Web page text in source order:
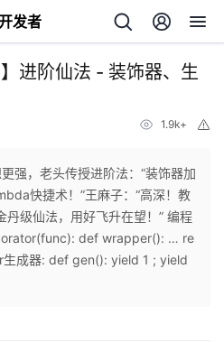
发者
进阶仙法 - 装饰器、生
1.9k+
强，老头传授进阶法：“装饰器加
快捷术！”王麻子：“高深！教
丹级仙法，用好飞升在望！” 编程
def wrapper(): … re
成器: def gen(): yield 1 ; yield